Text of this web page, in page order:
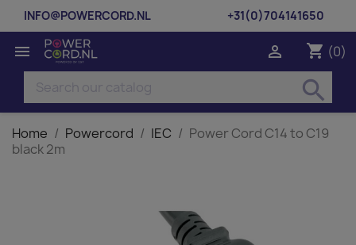
INFO@POWERCORD.NL +31(0)704141650
 shopping_cart (0)

search
Home Powercord IEC
Power Cord C14 to C19
black 2m